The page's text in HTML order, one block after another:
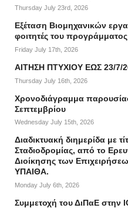
Thursday July 23rd, 2026
Εξέταση Βιομηχανικών
φοιτητές του
Friday July 17th, 2026
ΑΙΤΗΣΗ ΠΤΥΧΙΟΥ ΕΩΣ 23/7/
Thursday July 16th, 2026
Χρονοδιάγραμμα
Σεπτεμβρίου
Wednesday July 15th, 2026
Διαδικτυακή διημερίδα με
Σταδιοδρομίας, από το
Διοίκησης των
ΥΠΑΙΘΑ.
Monday July 6th, 2026
Συμμετοχή του ΔιΠαΕ στην